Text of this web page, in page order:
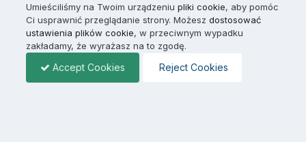
Umieściliśmy na Twoim urządzeniu pliki cookie, aby pomóc
Ci usprawnić przeglądanie strony. Możesz dostosować
ustawienia plików cookie, w przeciwnym wypadku
zakładamy, że wyrażasz na to zgodę.
Accept Cookies Reject Cookies